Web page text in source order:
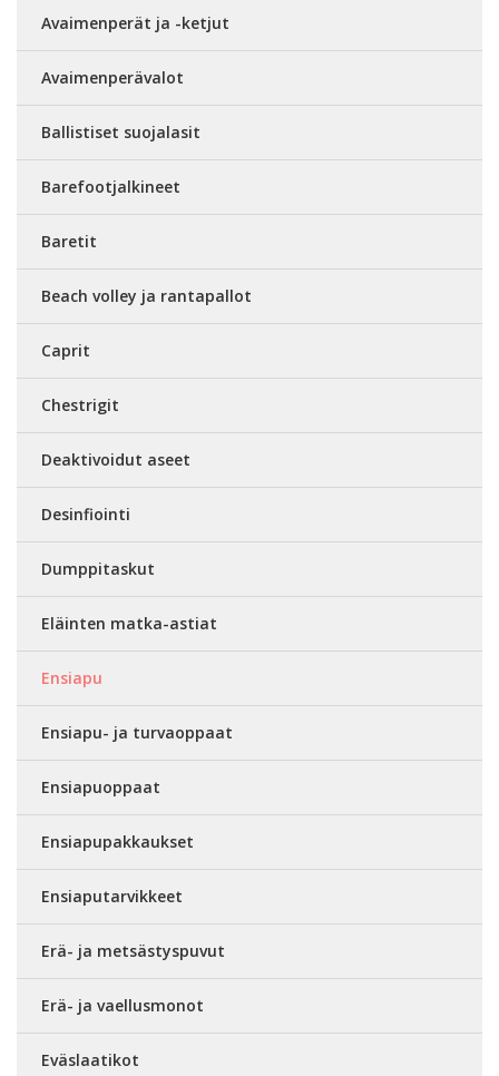
Avaimenperät ja -ketjut
Avaimenperävalot
Ballistiset suojalasit
Barefootjalkineet
Baretit
Beach volley ja rantapallot
Caprit
Chestrigit
Deaktivoidut aseet
Desinfiointi
Dumppitaskut
Eläinten matka-astiat
Ensiapu
Ensiapu- ja turvaoppaat
Ensiapuoppaat
Ensiapupakkaukset
Ensiaputarvikkeet
Erä- ja metsästyspuvut
Erä- ja vaellusmonot
Eväslaatikot